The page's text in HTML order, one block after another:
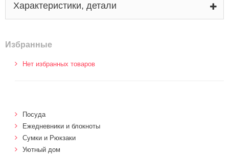
Характеристики, детали
Избранные
Нет избранных товаров
Посуда
Ежедневники и блокноты
Сумки и Рюкзаки
Уютный дом